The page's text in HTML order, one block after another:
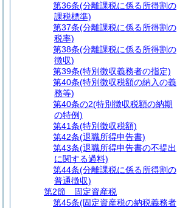
第36条(分離課税に係る所得割の
課税標準)
第37条(分離課税に係る所得割の
税率)
第38条(分離課税に係る所得割の
徴収)
第39条(特別徴収義務者の指定)
第40条(特別徴収税額の納入の義
務等)
第40条の2(特別徴収税額の納期
の特例)
第41条(特別徴収税額)
第42条(退職所得申告書)
第43条(退職所得申告書の不提出
に関する過料)
第44条(分離課税に係る所得割の
普通徴収)
第2節
固定資産税
第45条(固定資産税の納税義務者